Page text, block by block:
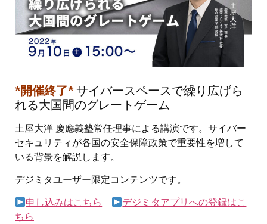
*開催終了*サイバースペースで繰り広げら
れる大国間のグレートゲーム
土屋大洋 慶應義塾常任理事による講演です。 サイバー
セキュリティが各国の安全保障政策で重要性を増して
いる背景を解説します。
デジミタユーザー限定コンテンツです。
申し込みはこちら
デジミタアプリへの登録はこ
ちら